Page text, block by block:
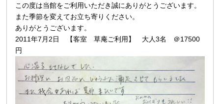
この度は当館をご利用いただき誠にありがとうございます。
また季節を変えてお立ち寄りください。
ありがとうございます。
2011年7月2日 【客室 草庵ご利用】 大人3名 ＠17500
円